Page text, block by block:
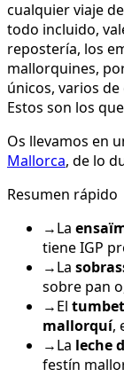
cualquier viaje
todo incluido,
repostería, los
mallorquines,
únicos, varios
Estos son los
Os llevamos en
Mallorca, de lo
Resumen rápido
→La
tiene IGP
→La
sobre pan
→El tumbet
mallorquí,
→La leche
festín